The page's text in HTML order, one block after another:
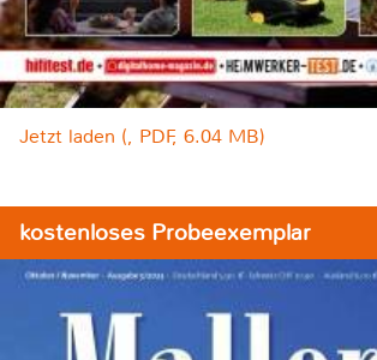
Jetzt laden (, PDF, 6.04 MB)
kostenloses Probeexemplar